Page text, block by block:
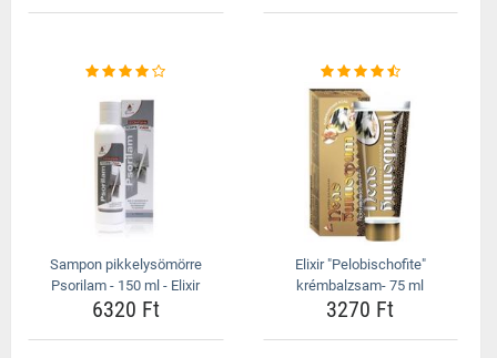
Sampon pikkelysömörre
Psorilam - 150 ml - Elixir
6320 Ft
Elixir "Pelobischofite"
krémbalzsam- 75 ml
3270 Ft